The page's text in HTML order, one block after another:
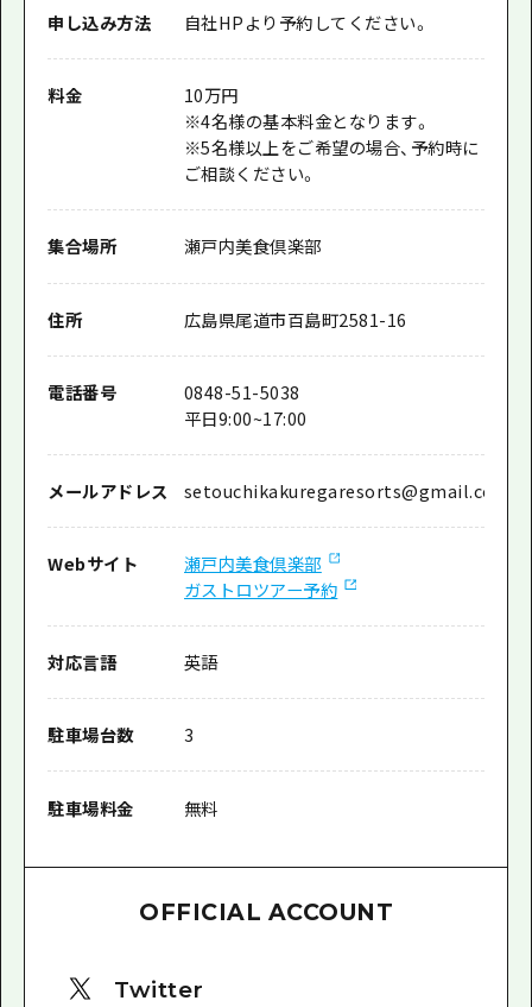
申し込み方法 自社HPより予約してください。
料金
10万円
※4名様の基本料金となります。
※5名様以上をご希望の場合、予約時に
ご相談ください。
集合場所 瀬戸内美食倶楽部
住所 広島県尾道市百島町2581-16
電話番号
0848-51-5038
平日9:00~17:00
メールアドレス setouchikakuregaresorts@gmail.com
Webサイト
瀬戸内美食倶楽部
ガストロツアー予約
対応言語 英語
駐車場台数 3
駐車場料金 無料
OFFICIAL ACCOUNT
Twitter